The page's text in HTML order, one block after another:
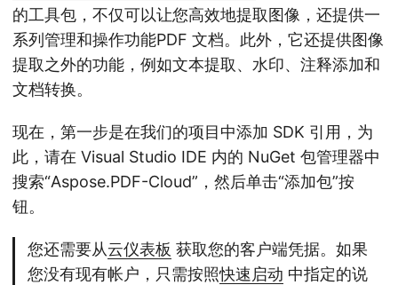
的工具包，不仅可以让您高效地提取图像，还提供一
系列管理和操作功能PDF 文档。此外，它还提供图像
提取之外的功能，例如文本提取、水印、注释添加和
文档转换。
现在，第一步是在我们的项目中添加 SDK 引用，为
此，请在 Visual Studio IDE 内的 NuGet 包管理器中
搜索“Aspose.PDF-Cloud”，然后单击“添加包”按
钮。
您还需要从云仪表板 获取您的客户端凭据。如果
您没有现有帐户，只需按照快速启动 中指定的说